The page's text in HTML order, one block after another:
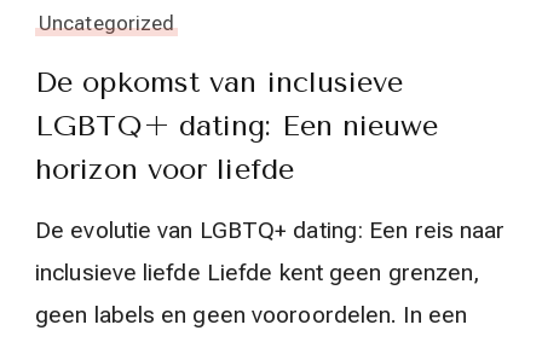
Uncategorized
De opkomst van inclusieve
LGBTQ+ dating: Een nieuwe
horizon voor liefde
De evolutie van LGBTQ+ dating: Een reis naar
inclusieve liefde Liefde kent geen grenzen,
geen labels en geen vooroordelen. In een